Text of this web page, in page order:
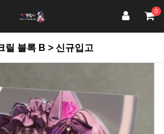
0
블록 B > 신규입고